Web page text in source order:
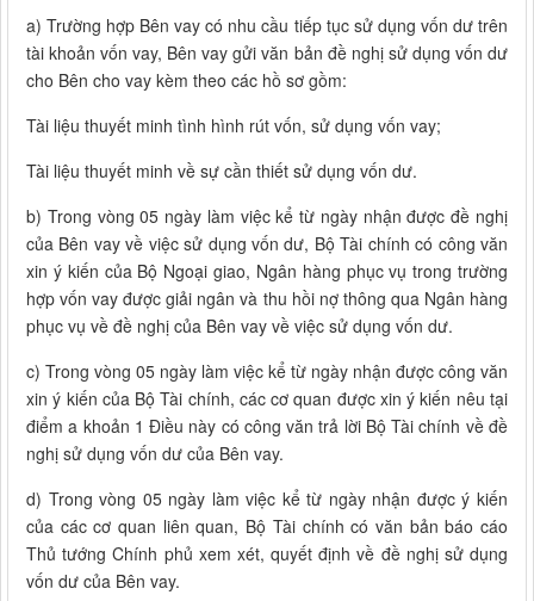
a) Trường hợp Bên vay có nhu cầu tiếp tục sử dụng vốn dư trên
tài khoản vốn vay, Bên vay gửi văn bản đề nghị sử dụng vốn dư
cho Bên cho vay kèm theo các hồ sơ gồm:
Tài liệu thuyết minh tình hình rút vốn, sử dụng vốn vay;
Tài liệu thuyết minh về sự cần thiết sử dụng vốn dư.
b) Trong vòng 05 ngày làm việc kể từ ngày nhận được đề nghị
của Bên vay về việc sử dụng vốn dư, Bộ Tài chính có công văn
xin ý kiến của Bộ Ngoại giao, Ngân hàng phục vụ trong trường
hợp vốn vay được giải ngân và thu hồi nợ thông qua Ngân hàng
phục vụ về đề nghị của Bên vay về việc sử dụng vốn dư.
c) Trong vòng 05 ngày làm việc kể từ ngày nhận được công văn
xin ý kiến của Bộ Tài chính, các cơ quan được xin ý kiến nêu tại
điểm a khoản 1 Điều này có công văn trả lời Bộ Tài chính về đề
nghị sử dụng vốn dư của Bên vay.
d) Trong vòng 05 ngày làm việc kể từ ngày nhận được ý kiến
của các cơ quan liên quan, Bộ Tài chính có văn bản báo cáo
Thủ tướng Chính phủ xem xét, quyết định về đề nghị sử dụng
vốn dư của Bên vay.